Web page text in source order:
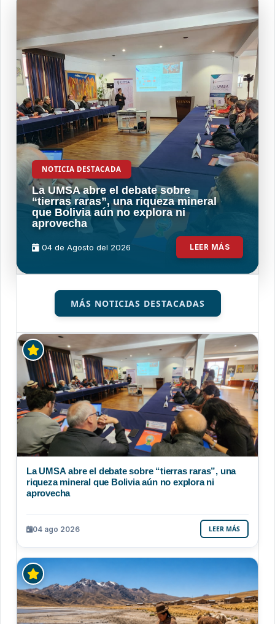
NOTICIA DESTACADA
La UMSA abre el debate sobre
“tierras raras”, una riqueza mineral
que Bolivia aún no explora ni
aprovecha
04 de Agosto del 2026 LEER MÁS
MÁS NOTICIAS DESTACADAS
La UMSA abre el debate sobre “tierras raras”, una
riqueza mineral que Bolivia aún no explora ni
aprovecha
04 ago 2026 LEER MÁS